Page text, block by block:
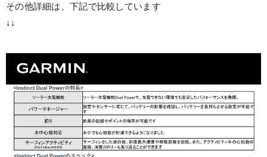
その他詳細は、下記で比較しています
↓↓